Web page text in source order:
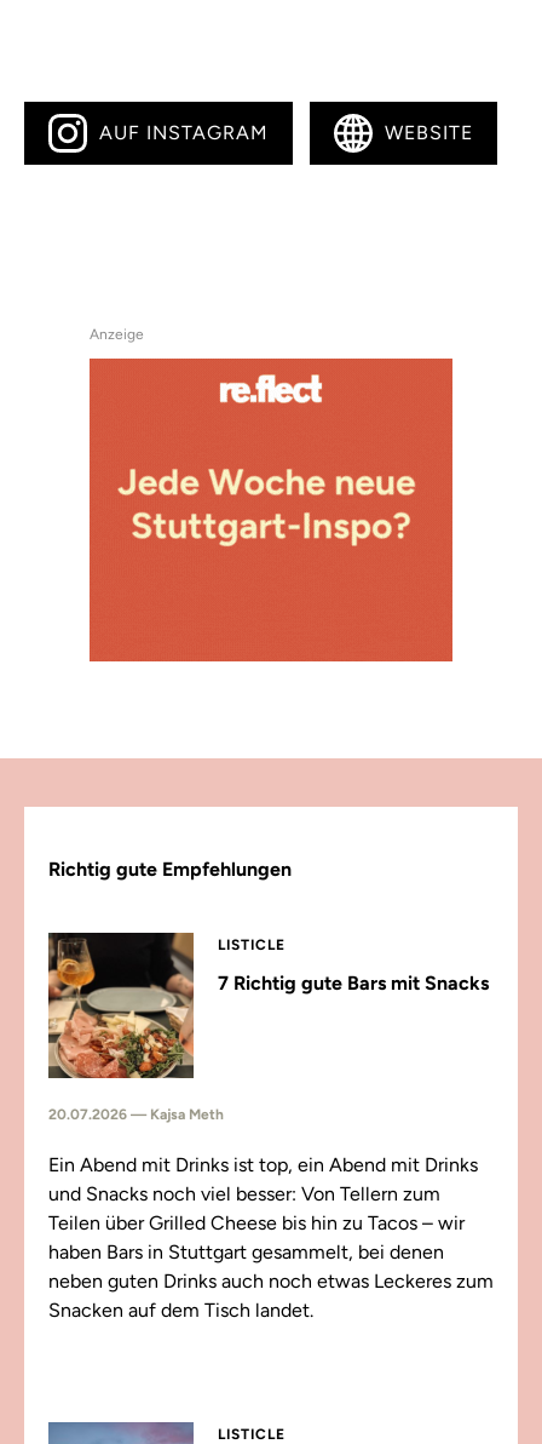
AUF INSTAGRAM WEBSITE
Anzeige
Richtig gute Empfehlungen
LISTICLE
7 Richtig gute Bars mit Snacks
20.07.2026 — Kajsa Meth
Ein Abend mit Drinks ist top, ein Abend mit Drinks
und Snacks noch viel besser: Von Tellern zum
Teilen über Grilled Cheese bis hin zu Tacos – wir
haben Bars in Stuttgart gesammelt, bei denen
neben guten Drinks auch noch etwas Leckeres zum
Snacken auf dem Tisch landet.
LISTICLE